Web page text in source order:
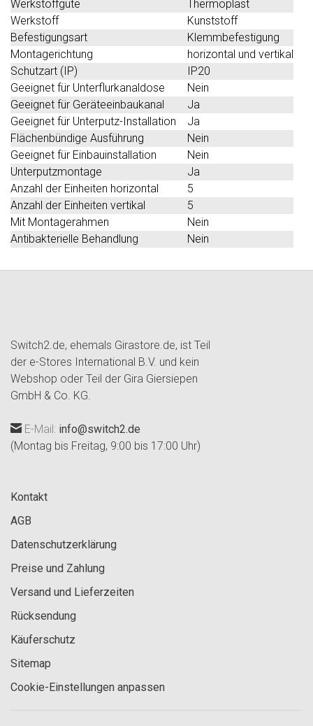
Werkstoffgüte
Thermoplast
Werkstoff
Kunststoff
Befestigungsart
Klemmbefestigung
Montagerichtung
horizontal und vertikal
Schutzart (IP)
IP20
Geeignet für Unterflurkanaldose
Nein
Geeignet für Geräteeinbaukanal
Ja
Geeignet für Unterputz-Installation
Ja
Flächenbündige Ausführung
Nein
Geeignet für Einbauinstallation
Nein
Unterputzmontage
Ja
Anzahl der Einheiten horizontal
5
Anzahl der Einheiten vertikal
5
Mit Montagerahmen
Nein
Antibakterielle Behandlung
Nein
Switch2.de, ehemals Girastore.de, ist Teil
der e-Stores International B.V. und kein
Webshop oder Teil der Gira Giersiepen
GmbH & Co. KG.
E-Mail: info@switch2.de
(Montag bis Freitag, 9:00 bis 17:00 Uhr)
Kontakt
AGB
Datenschutzerklärung
Preise und Zahlung
Versand und Lieferzeiten
Rücksendung
Käuferschutz
Sitemap
Cookie-Einstellungen anpassen